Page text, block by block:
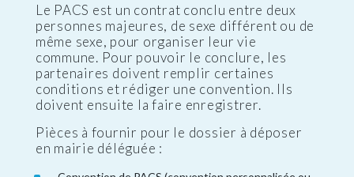
Le PACS est un contrat conclu entre deux
personnes majeures, de sexe différent ou de
même sexe, pour organiser leur vie
commune. Pour pouvoir le conclure, les
partenaires doivent remplir certaines
conditions et rédiger une convention. Ils
doivent ensuite la faire enregistrer.
Pièces à fournir pour le dossier à déposer
en mairie déléguée :